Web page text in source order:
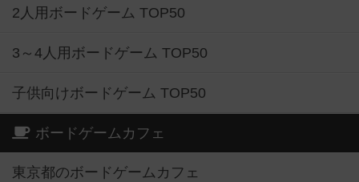
2人用ボードゲーム TOP50
3～4人用ボードゲーム TOP50
子供向けボードゲーム TOP50
ボードゲームカフェ
東京都のボードゲームカフェ